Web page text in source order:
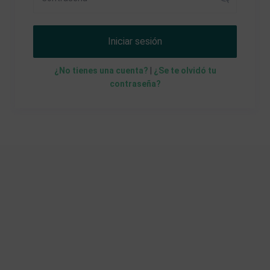
Iniciar sesión
¿No tienes una cuenta?
¿Se te olvidó tu
contraseña?